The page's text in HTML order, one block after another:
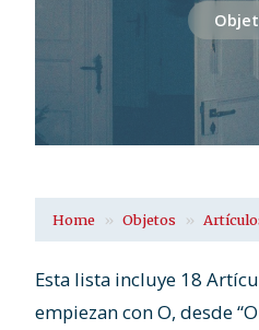
Home Objetos
Esta lista incluye 18
empiezan con O, desde